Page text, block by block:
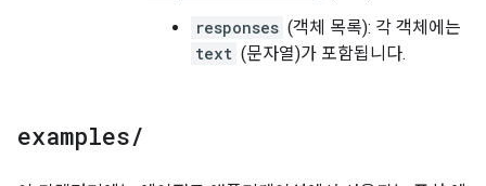
responses (객체 목록): 각 객체에는
text (문자열)가 포함됩니다.
examples/